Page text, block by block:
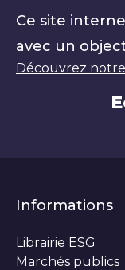
Ce site
avec un
Découvrez
Informations
Librairie ESG
Marchés publics